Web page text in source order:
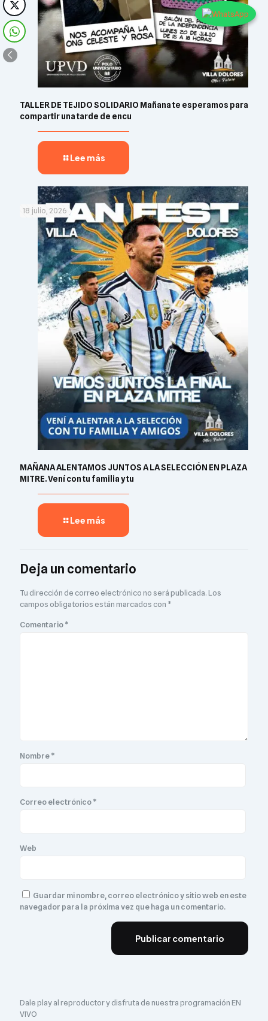
TALLER DE TEJIDO SOLIDARIO Mañana te esperamos para
compartir una tarde de encu
Lee más
18 julio, 2026
MAÑANA ALENTAMOS JUNTOS A LA SELECCIÓN EN PLAZA
MITRE. Vení con tu familia y tu
Lee más
Deja un comentario
Tu dirección de correo electrónico no será publicada.Los
campos obligatorios están marcados con *
Comentario*
Nombre*
Correo electrónico*
Web
Guardar mi nombre, correo electrónico y sitio web en este
navegador para la próxima vez que haga un comentario.
Dale play al reproductor y disfruta de nuestra programación EN
VIVO